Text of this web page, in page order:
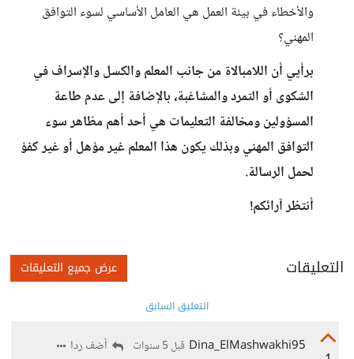
والأخطاء في بيئة العمل هي العامل الأساسي لسوء التوافق
المهني؟
برأيي أن اللامبالاة من جانب المعلم والكسل والإسراف في
الشكوى أو التمرد والمشاغبة، بالإضافة إلى عدم طاعة
المسؤولين ومخالفة التعليمات هي أحد أهم مظاهر سوء
التوافق المهني وبذلك يكون هذا المعلم غير مؤهل أو غير كفؤ
لحمل الرسالة.
أنتظر آرائكم!
التعليقات عرض جميع التعليقات
التعليق السابق
Dina_ElMashwakhi95 قبل 5 سنوات أضف ردا